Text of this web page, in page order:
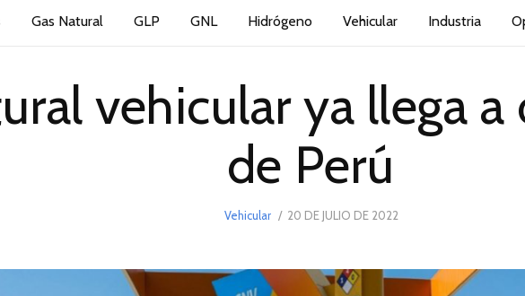
Gas Natural GLP GNL Hidrógeno Vehicular Industria
vehicular ya llega
de Perú
Vehicular
POSTED
20 DE JULIO DE 2022
DE